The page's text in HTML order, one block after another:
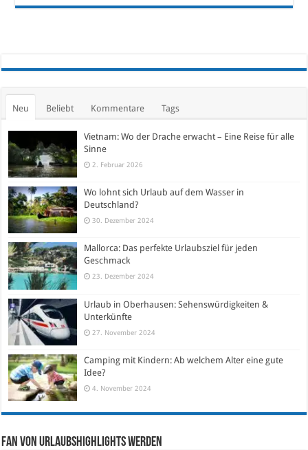
Neu Beliebt Kommentare Tags
Vietnam: Wo der Drache erwacht – Eine Reise für alle
Sinne
2. Februar 2026
Wo lohnt sich Urlaub auf dem Wasser in
Deutschland?
30. Dezember 2024
Mallorca: Das perfekte Urlaubsziel für jeden
Geschmack
23. Dezember 2024
Urlaub in Oberhausen: Sehenswürdigkeiten &
Unterkünfte
27. November 2024
Camping mit Kindern: Ab welchem Alter eine gute
Idee?
4. November 2024
Fan von Urlaubshighlights werden